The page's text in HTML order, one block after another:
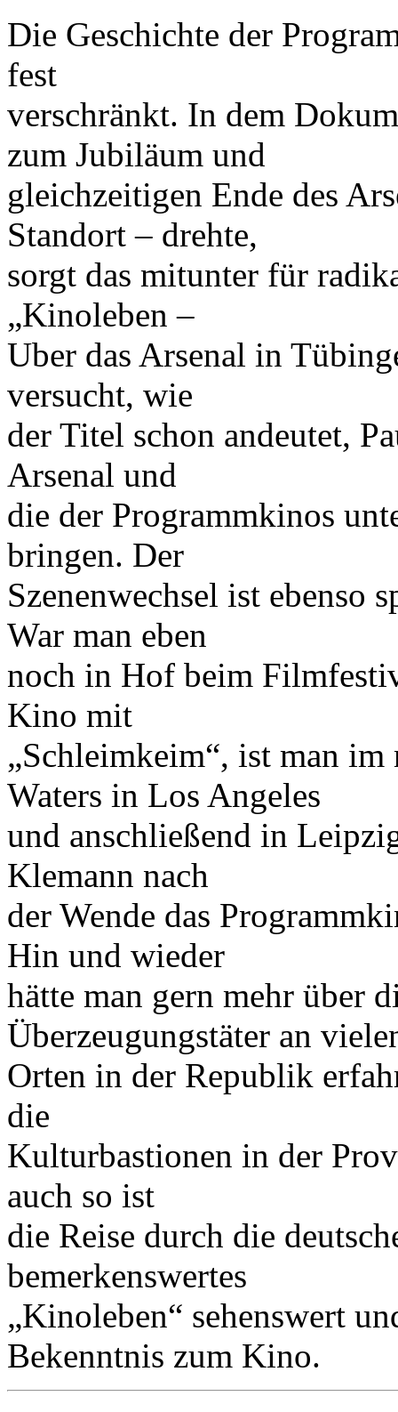
Die Geschichte der
fest
verschränkt. In dem
zum Jubiläum und
gleichzeitigen Ende des
Standort – drehte,
sorgt das mitunter für
„Kinoleben –
Uber das Arsenal in
versucht, wie
der Titel schon andeutet,
Arsenal und
die der Programmkinos
bringen. Der
Szenenwechsel ist ebenso
War man eben
noch in Hof beim
Kino mit
„Schleimkeim“, ist man
Waters in Los Angeles
und anschließend in
Klemann nach
der Wende das
Hin und wieder
hätte man gern mehr über
Überzeugungstäter an
Orten in der Republik
die
Kulturbastionen in der
auch so ist
die Reise durch die
bemerkenswertes
„Kinoleben“ sehenswert
Bekenntnis zum Kino.